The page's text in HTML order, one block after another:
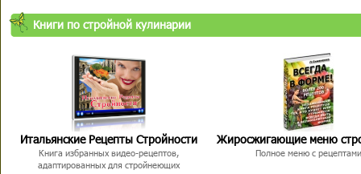
Книги по стройной кулинарии
Итальянские Рецепты Стройности
Книга избранных видео-рецептов,
адаптированных для стройнеющих
Жиросжигающие меню
Полное меню с рецептами